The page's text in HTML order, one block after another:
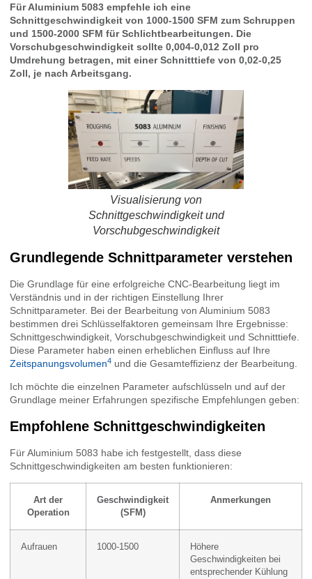
Für Aluminium 5083 empfehle ich eine
Schnittgeschwindigkeit von 1000-1500 SFM zum Schruppen
und 1500-2000 SFM für Schlichtbearbeitungen. Die
Vorschubgeschwindigkeit sollte 0,004-0,012 Zoll pro
Umdrehung betragen, mit einer Schnitttiefe von 0,02-0,25
Zoll, je nach Arbeitsgang.
Visualisierung von
Schnittgeschwindigkeit und
Vorschubgeschwindigkeit
Grundlegende Schnittparameter verstehen
Die Grundlage für eine erfolgreiche CNC-Bearbeitung liegt im
Verständnis und in der richtigen Einstellung Ihrer
Schnittparameter. Bei der Bearbeitung von Aluminium 5083
bestimmen drei Schlüsselfaktoren gemeinsam Ihre Ergebnisse:
Schnittgeschwindigkeit, Vorschubgeschwindigkeit und Schnitttiefe.
Diese Parameter haben einen erheblichen Einfluss auf Ihre
Zeitspanungsvolumen4 und die Gesamteffizienz der Bearbeitung.
Ich möchte die einzelnen Parameter aufschlüsseln und auf der
Grundlage meiner Erfahrungen spezifische Empfehlungen geben:
Empfohlene Schnittgeschwindigkeiten
Für Aluminium 5083 habe ich festgestellt, dass diese
Schnittgeschwindigkeiten am besten funktionieren:
Art der
Operation
Geschwindigkeit
(SFM)
Anmerkungen
Aufrauen 1000-1500
Höhere
Geschwindigkeiten bei
entsprechender Kühlung